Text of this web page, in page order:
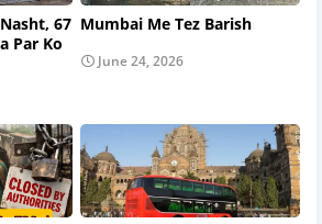
67
Par Ko
Mumbai Me Tez Barish
June 24, 2026